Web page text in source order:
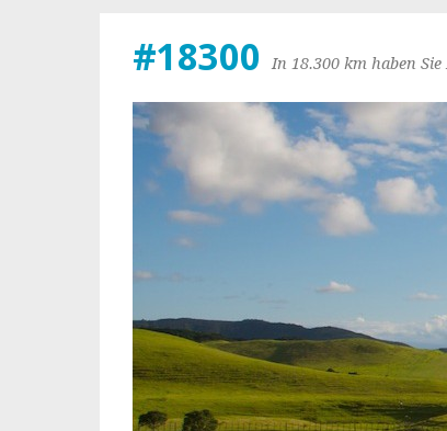
#18300 In 18.300 km haben